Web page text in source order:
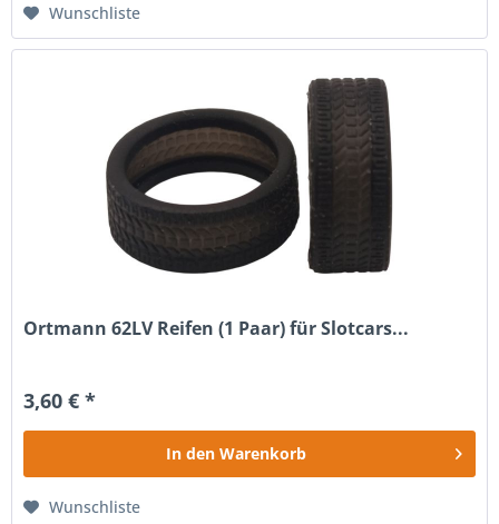
Wunschliste
Ortmann 62LV Reifen (1 Paar) für Slotcars...
3,60 € *
In den Warenkorb
Wunschliste